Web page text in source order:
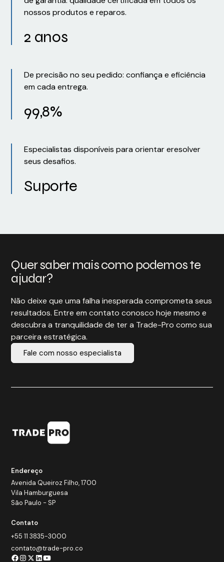
nossos produtos e reparos.
2 anos
De precisão no seu pedido: confiança e eficiência
em cada entrega.
99,8%
Especialistas disponíveis para orientar eresolver
seus desafios.
Suporte
Quer saber mais como podemos te
ajudar?
Não deixe que uma falha inesperada comprometa seus
resultados. Entre em contato conosco hoje mesmo e
descubra a tranquilidade de ter a Trade-Pro como sua
parceira estratégica.
Fale com nosso especialista
Endereço
Avenida Queiroz Filho, 1700
Vila Hamburguesa
São Paulo - SP
Contato
+55 11 3835-3000
contato@trade-pro.co